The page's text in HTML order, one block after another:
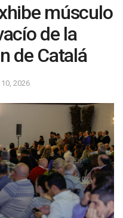
músculo
de la
de Catalá
2026